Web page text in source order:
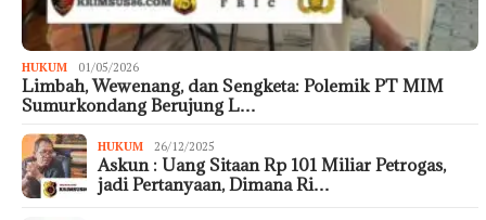
HUKUM 01/05/2026
Limbah, Wewenang, dan Sengketa: Polemik PT MIM
Sumurkondang Berujung L…
HUKUM 26/12/2025
Askun : Uang Sitaan Rp 101 Miliar Petrogas,
jadi Pertanyaan, Dimana Ri…